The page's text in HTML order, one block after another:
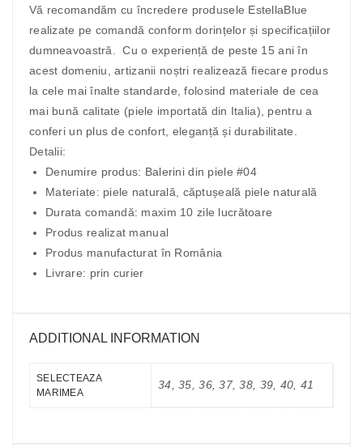
Vă recomandăm cu încredere produsele EstellaBlue
realizate pe comandă conform dorințelor și specificațiilor
dumneavoastră. Cu o experiență de peste 15 ani în
acest domeniu, artizanii noștri realizează fiecare produs
la cele mai înalte standarde, folosind materiale de cea
mai bună calitate (piele importată din Italia), pentru a
conferi un plus de confort, eleganță și durabilitate.
Detalii:
Denumire produs: Balerini din piele #04
Materiate: piele naturală, căptușeală piele naturală
Durata comandă: maxim 10 zile lucrătoare
Produs realizat manual
Produs manufacturat în România
Livrare: prin curier
ADDITIONAL INFORMATION
SELECTEAZA
MARIMEA
34, 35, 36, 37, 38, 39, 40, 41